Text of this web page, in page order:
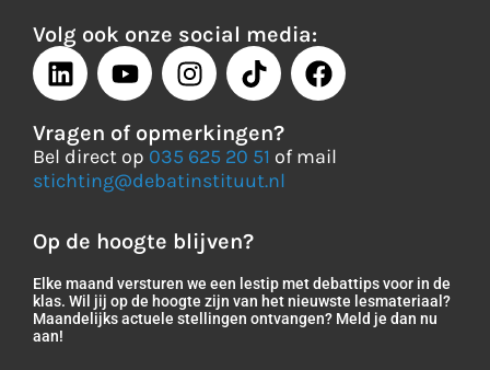
Volg ook onze social media:
Vragen of opmerkingen?
Bel direct op 035 625 20 51 of mail
stichting@debatinstituut.nl
Op de hoogte blijven?
Elke maand versturen we een lestip met debattips voor in de
klas. Wil jij op de hoogte zijn van het nieuwste lesmateriaal?
Maandelijks actuele stellingen ontvangen? Meld je dan nu
aan!